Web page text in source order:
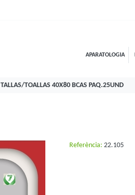
APARATOLOGIA
TALLAS/TOALLAS 40X80 BCAS PAQ.25UND
Referència: 22.105